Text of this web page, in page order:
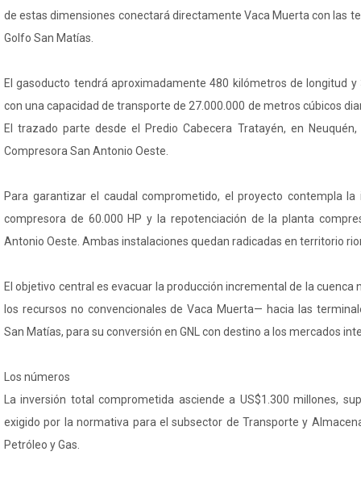
de estas dimensiones conectará directamente Vaca Muerta con las
Golfo San Matías.
El gasoducto tendrá aproximadamente 480 kilómetros de longitud
con una capacidad de transporte de 27.000.000 de metros cúbicos
El trazado parte desde el Predio Cabecera Tratayén, en
Compresora San Antonio Oeste.
Para garantizar el caudal comprometido, el proyecto contempla
compresora de 60.000 HP y la repotenciación de la planta
Antonio Oeste. Ambas instalaciones quedan radicadas en territorio
El objetivo central es evacuar la producción incremental de la
los recursos no convencionales de Vaca Muerta— hacia las
San Matías, para su conversión en GNL con destino a los mercados
Los números
La inversión total comprometida asciende a US$1.300 millones,
exigido por la normativa para el subsector de Transporte y
Petróleo y Gas.